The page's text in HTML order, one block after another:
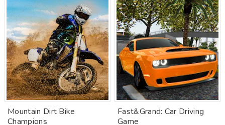
Mountain Dirt Bike
Champions
Fast&Grand: Car Driving
Game